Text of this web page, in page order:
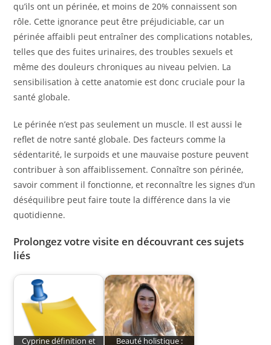
qu’ils ont un périnée, et moins de 20% connaissent son
rôle. Cette ignorance peut être préjudiciable, car un
périnée affaibli peut entraîner des complications notables,
telles que des fuites urinaires, des troubles sexuels et
même des douleurs chroniques au niveau pelvien. La
sensibilisation à cette anatomie est donc cruciale pour la
santé globale.
Le périnée n’est pas seulement un muscle. Il est aussi le
reflet de notre santé globale. Des facteurs comme la
sédentarité, le surpoids et une mauvaise posture peuvent
contribuer à son affaiblissement. Connaître son périnée,
savoir comment il fonctionne, et reconnaître les signes d’un
déséquilibre peut faire toute la différence dans la vie
quotidienne.
Prolongez votre visite en découvrant ces sujets
liés
Cyprine définition et Beauté holistique :